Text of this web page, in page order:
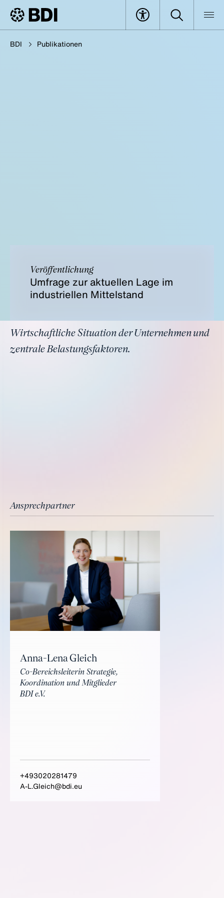
BDI Publikationen
Veröffentlichung
Umfrage zur aktuellen Lage im
industriellen Mittelstand
Wirtschaftliche Situation der Unternehmen und
zentrale Belastungsfaktoren.
Ansprechpartner
Anna-Lena Gleich
Co-Bereichsleiterin Strategie,
Koordination und Mitglieder
BDI e.V.
+493020281479
A-L.Gleich@bdi.eu